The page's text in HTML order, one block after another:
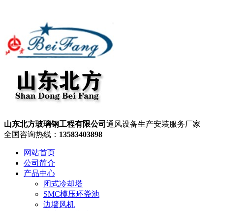
山东北方玻璃钢工程有限公司 通风设备生产安装服务厂家
全国咨询热线： 13583403898
网站首页
公司简介
产品中心
闭式冷却塔
SMC模压环粪池
边墙风机